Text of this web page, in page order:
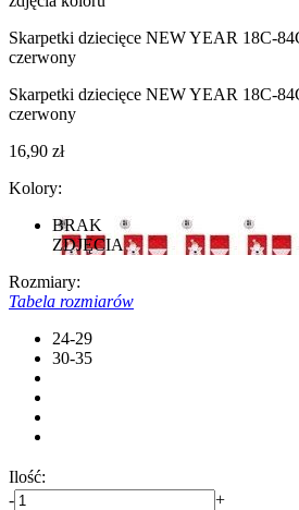
Skarpetki dziecięce NEW YEAR 18С-
czerwony
Skarpetki dziecięce NEW YEAR 18С-
czerwony
16,90 zł
Kolory:
BRAK
ZDJĘCIA
Rozmiary:
Tabela rozmiarów
24-29
30-35
Ilość:
-
+